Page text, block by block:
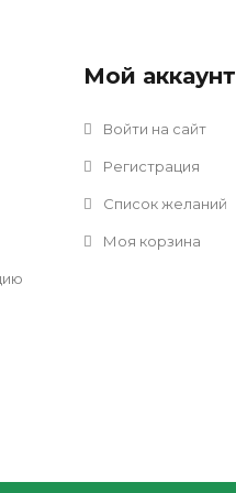
Мой аккаунт
Войти на сайт
Регистрация
Список желаний
Моя корзина